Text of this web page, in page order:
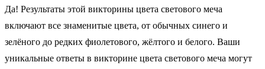
Да! Результаты этой викторины цвета светового меча
включают все знаменитые цвета, от обычных синего и
зелёного до редких фиолетового, жёлтого и белого. Ваши
уникальные ответы в викторине цвета светового меча могут